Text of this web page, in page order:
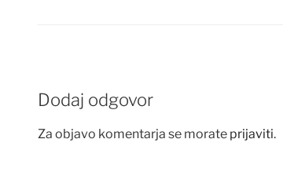
Dodaj odgovor
Za objavo komentarja se morate prijaviti.